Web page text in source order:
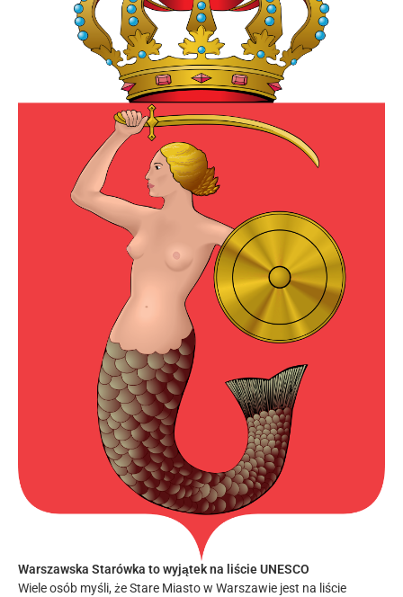
Warszawska Starówka to wyjątek na liście UNESCO
Wiele osób myśli, że Stare Miasto w Warszawie jest na liście